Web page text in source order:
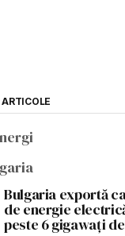
Bulgaria exportă
de energie
peste 6 gigawați